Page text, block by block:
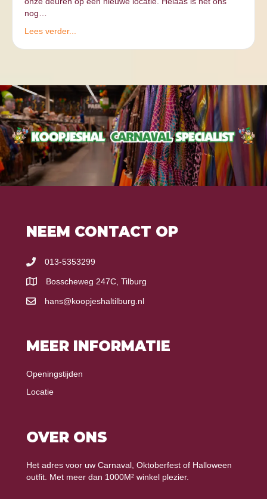
nog…
Lees verder...
NEEM CONTACT OP
013-5353299
Bosscheweg 247C, Tilburg
hans@koopjeshaltilburg.nl
MEER INFORMATIE
Openingstijden
Locatie
OVER ONS
Het adres voor uw Carnaval, Oktoberfest of Halloween
outfit. Met meer dan 1000M² winkel plezier.